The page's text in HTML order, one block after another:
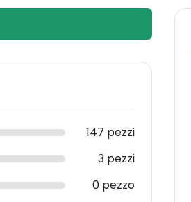
147 pezzi
3 pezzi
0 pezzo